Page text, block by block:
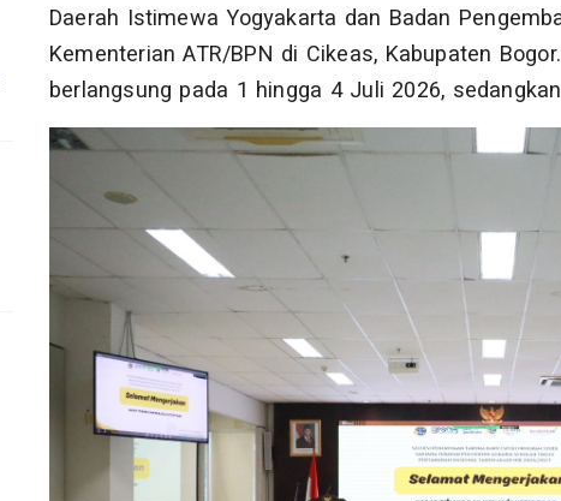
Daerah Istimewa Yogyakarta dan Badan
Kementerian ATR/BPN di Cikeas, Kabupaten
berlangsung pada 1 hingga 4 Juli 2026,